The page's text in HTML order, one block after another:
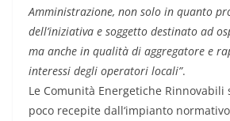
Amministrazione, non solo in quanto
dell’iniziativa e soggetto destinato ad
ma anche in qualità di aggregatore e
interessi degli operatori locali”.
Le Comunità Energetiche Rinnovabili
poco recepite dall‘impianto